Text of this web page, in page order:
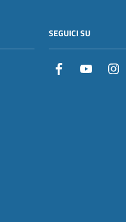
SEGUICI SU
Facebook YouTube